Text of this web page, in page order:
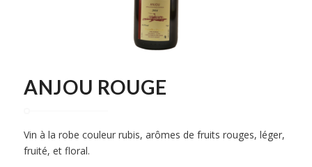
ANJOU ROUGE
Vin à la robe couleur rubis, arômes de fruits rouges, léger,
fruité, et floral.